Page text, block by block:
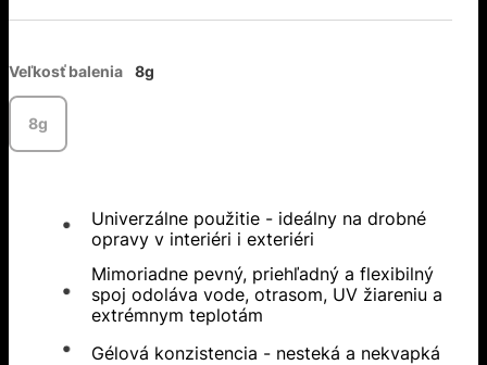
Veľkosť balenia 8g
8g
Univerzálne použitie - ideálny na drobné
opravy v interiéri i exteriéri
Mimoriadne pevný, priehľadný a flexibilný
spoj odoláva vode, otrasom, UV žiareniu a
extrémnym teplotám
Gélová konzistencia - nesteká a nekvapká